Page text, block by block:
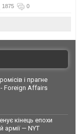
1875 0
і прагне
- Foreign Affairs
кінець епохи
армії — NYT